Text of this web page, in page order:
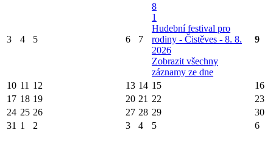
3 4 5 6 7
8
1
Hudební festival pro
rodiny - Čistěves - 8. 8.
2026
Zobrazit všechny
záznamy ze dne
9
10 11 12 13 14 15
16
17 18 19 20 21 22
23
24 25 26 27 28 29
30
31 1 2 3 4 5 6